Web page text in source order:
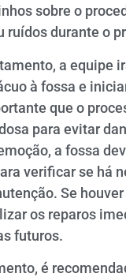
sobre o
ruídos durante o
a equipe
à fossa e
que o
para evitar
a fossa
verificar se há
Se
os reparos
futuros.
é